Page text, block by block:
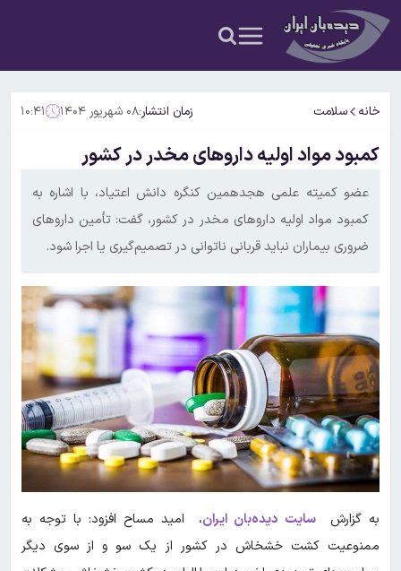
خانه سلامت زمان انتشار:۰۸ شهریور ۱۴۰۴ ۱۰:۴۱
کمبود مواد اولیه داروهای مخدر در کشور
عضو کمیته علمی هجدهمین کنگره دانش اعتیاد، با اشاره به
کمبود مواد اولیه داروهای مخدر در کشور، گفت: تأمین داروهای
ضروری بیماران نباید قربانی ناتوانی در تصمیم‌گیری یا اجرا شود.
به گزارش سایت دیده‌بان ایران، امید مساح افزود: با توجه به
ممنوعیت کشت خشخاش در کشور از یک سو و از سوی دیگر